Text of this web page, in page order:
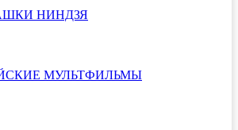
НИНДЗЯ
МУЛЬТФИЛЬМЫ